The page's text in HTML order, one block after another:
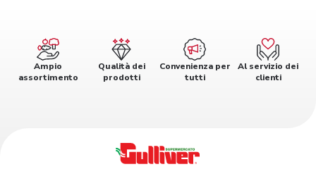
Ampio
assortimento
Qualità dei
prodotti
Convenienza per
tutti
Al servizio dei
clienti